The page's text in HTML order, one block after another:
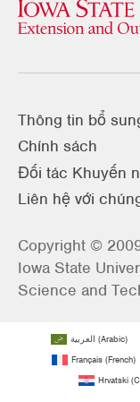
Thông tin bổ
Chính sách
Đối tác Khuyến
Liên hệ với
Copyright ©
Iowa State
Science and
العربية (Arabic)
Français(French)
Hrvatski (